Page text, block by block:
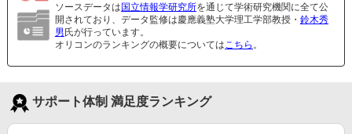
ソースデータは 国立情報学研究所を通じて学術研究機関に全て公
開されており、データ監修は慶應義塾大学理工学部教授・ 鈴木秀
男 氏が行っています。
オリコンのランキングの概要についてはこちら 。
サポート体制 満足度ランキング